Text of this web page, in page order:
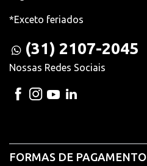
*Exceto feriados
(31) 2107-2045
Nossas Redes Sociais
FORMAS DE PAGAMENTO